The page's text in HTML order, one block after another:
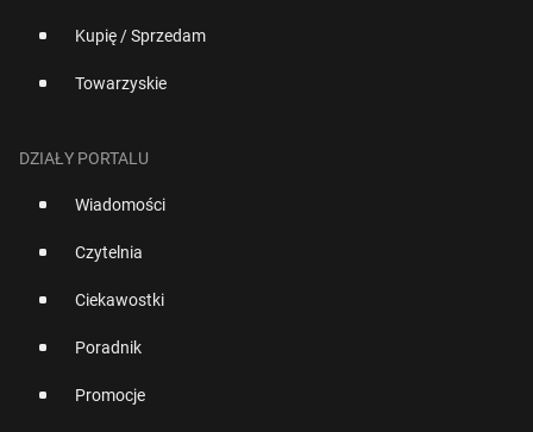
Kupię / Sprzedam
Towarzyskie
DZIAŁY PORTALU
Wiadomości
Czytelnia
Ciekawostki
Poradnik
Promocje